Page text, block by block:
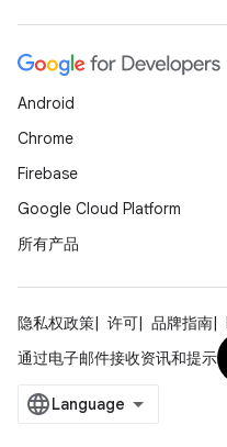
Android
Chrome
Firebase
Google Cloud Platform
所有产品
隐私权政策 许可 品牌指南
通过电子邮件接收资讯和提示